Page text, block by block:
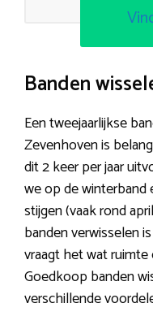
Banden
Een tweejaarlijkse
Zevenhoven is
dit 2 keer per jaar
we op de winterband
stijgen (vaak rond
banden verwisselen
vraagt het wat
Goedkoop banden
verschillende